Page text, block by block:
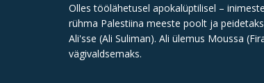
Olles töölähetusel apokalüptilisel –
rühma Palestiina meeste poolt ja
Ali'sse (Ali Suliman). Ali ülemus Moussa
vägivaldsemaks.